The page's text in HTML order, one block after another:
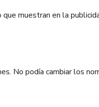
muestran en la
No podía cambiar los